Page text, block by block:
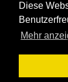
Diese
Mehr
Bischof-
61440
(+49) 6171
(+49)